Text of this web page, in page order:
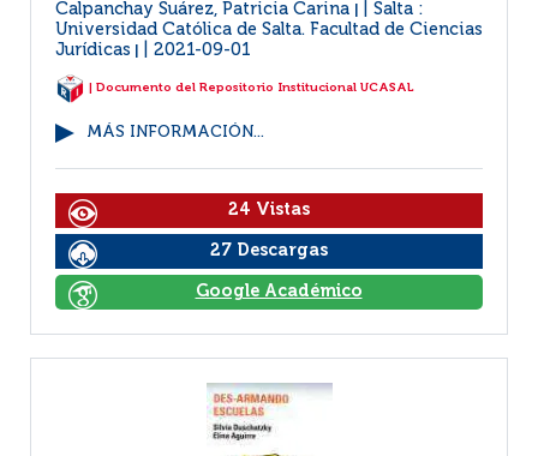
Calpanchay Suárez, Patricia Carina
Salta :
Universidad Católica de Salta. Facultad de Ciencias
Jurídicas
2021-09-01
| Documento del Repositorio Institucional UCASAL
MÁS INFORMACIÓN...
24 Vistas
27 Descargas
Google Académico